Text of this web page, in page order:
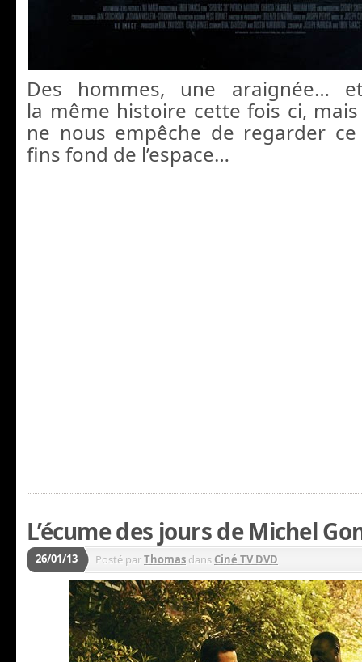
Des hommes, une araignée…
la même histoire cette fois ci,
ne nous empêche de regarder
fins fond de l’espace…
L’écume des jours de Michel
26/01/13 Posté parThomas dans Ciné TV DVD